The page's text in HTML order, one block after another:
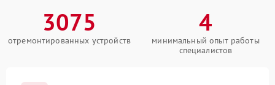
3075
отремонтированных устройств
4
минимальный опыт работы
специалистов